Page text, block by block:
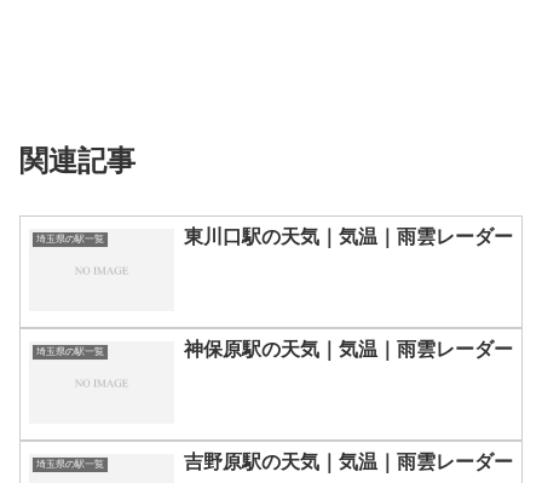
関連記事
埼玉県の駅一覧 東川口駅の天気｜気温｜雨雲レーダー
埼玉県の駅一覧 神保原駅の天気｜気温｜雨雲レーダー
埼玉県の駅一覧 吉野原駅の天気｜気温｜雨雲レーダー